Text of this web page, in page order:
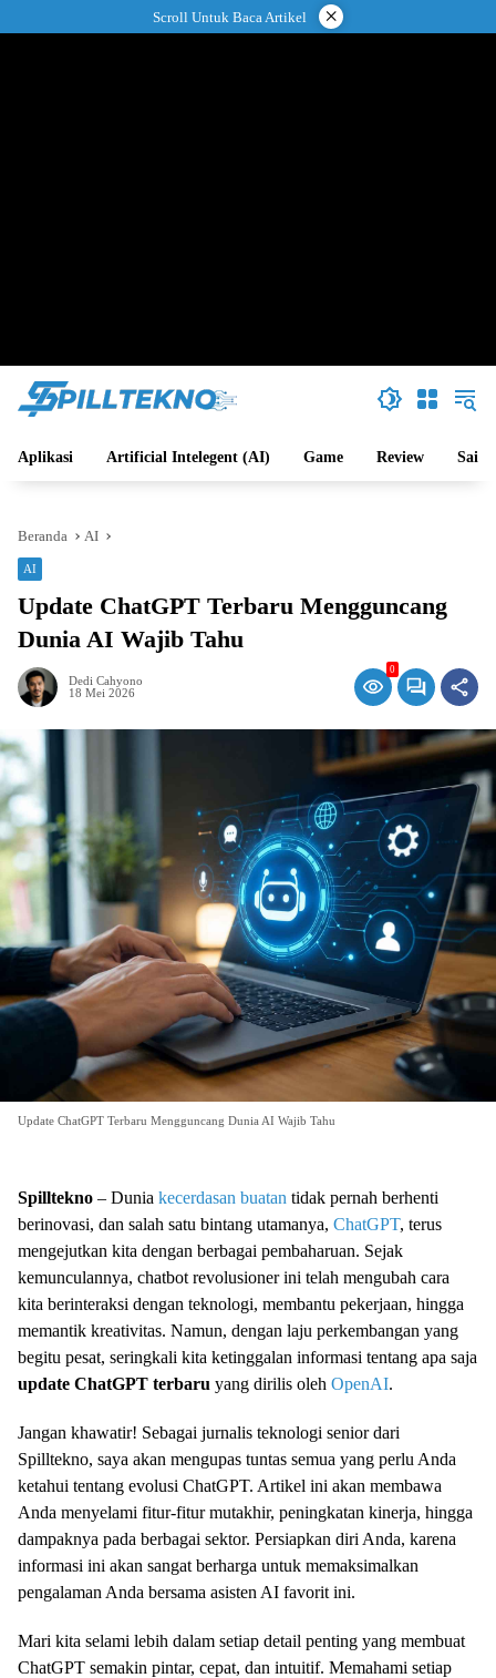
ke
Scroll Untuk Baca Artikel ×
Aplikasi Artificial Intelegent (AI) Game Review Sains
Beranda AI
AI
Update ChatGPT Terbaru Mengguncang
Dunia AI Wajib Tahu
Dedi Cahyono
18 Mei 2026
0
Update ChatGPT Terbaru Mengguncang Dunia AI Wajib Tahu
Spilltekno – Dunia kecerdasan buatan tidak pernah berhenti
berinovasi, dan salah satu bintang utamanya, ChatGPT, terus
mengejutkan kita dengan berbagai pembaharuan. Sejak
kemunculannya, chatbot revolusioner ini telah mengubah cara
kita berinteraksi dengan teknologi, membantu pekerjaan, hingga
memantik kreativitas. Namun, dengan laju perkembangan yang
begitu pesat, seringkali kita ketinggalan informasi tentang apa saja
update ChatGPT terbaru yang dirilis oleh OpenAI.
Jangan khawatir! Sebagai jurnalis teknologi senior dari
Spilltekno, saya akan mengupas tuntas semua yang perlu Anda
ketahui tentang evolusi ChatGPT. Artikel ini akan membawa
Anda menyelami fitur-fitur mutakhir, peningkatan kinerja, hingga
dampaknya pada berbagai sektor. Persiapkan diri Anda, karena
informasi ini akan sangat berharga untuk memaksimalkan
pengalaman Anda bersama asisten AI favorit ini.
Mari kita selami lebih dalam setiap detail penting yang membuat
ChatGPT semakin pintar, cepat, dan intuitif. Memahami setiap